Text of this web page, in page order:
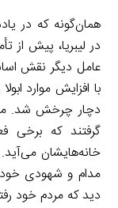
همان‌گونه که در
در لیبریا، پیش
عامل دیگر نقش
با افزایش موارد
دچار چرخش شد.
گرفتند که برخی
خانه‌هایشان
مدام و شهودی خود
دید که مردم خود